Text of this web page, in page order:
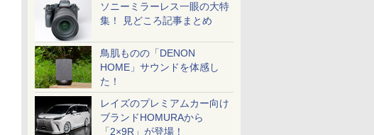
ソニーミラーレス一眼の大特
集！ 見どころ記事まとめ
鳥肌ものの「DENON
HOME」サウンドを体感し
た！
レイズのプレミアムカー向け
ブランドHOMURAから
「2×9R」が登場！